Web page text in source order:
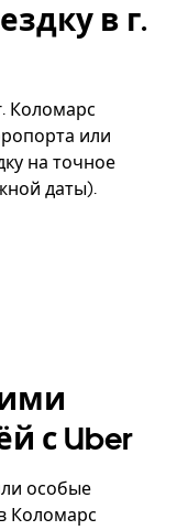
в г.
Коломарс
или
на точное
даты).
с Uber
особые
Коломарс